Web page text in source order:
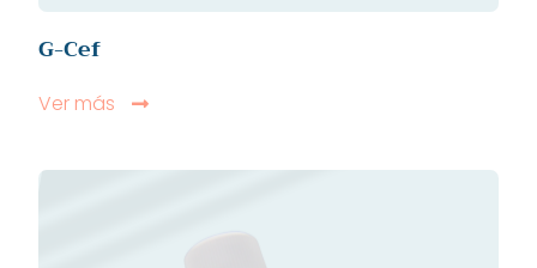
G-Cef
Ver más